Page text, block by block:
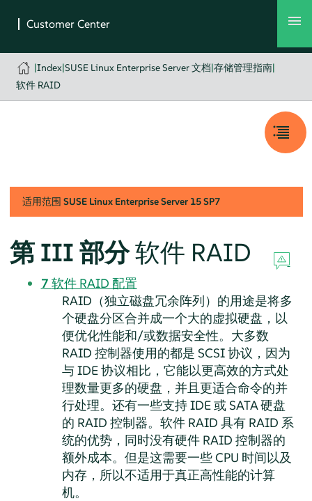
|Index|SUSE Linux Enterprise Server 文档|存储管理指南|
软件 RAID
适用范围 SUSE Linux Enterprise Server 15 SP7
第 III 部分软件 RAID
7 软件 RAID 配置
RAID（独立磁盘冗余阵列）的用途是将多
个硬盘分区合并成一个大的虚拟硬盘，以
便优化性能和/或数据安全性。大多数
RAID 控制器使用的都是 SCSI 协议，因为
与 IDE 协议相比，它能以更高效的方式处
理数量更多的硬盘，并且更适合命令的并
行处理。还有一些支持 IDE 或 SATA 硬盘
的 RAID 控制器。软件 RAID 具有 RAID 系
统的优势，同时没有硬件 RAID 控制器的
额外成本。但是这需要一些 CPU 时间以及
内存，所以不适用于真正高性能的计算
机。